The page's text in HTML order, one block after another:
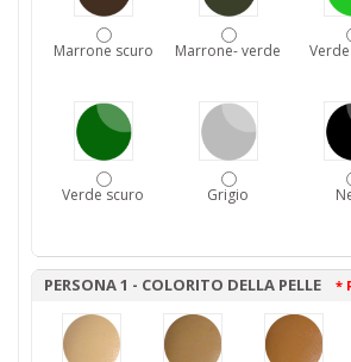
Marrone scuro Marrone- verde
Verde scuro Grigio
PERSONA 1 - COLORITO DELLA PELLE *